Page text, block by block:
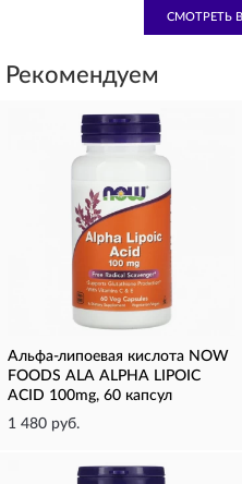
СМОТРЕТЬ
Рекомендуем
Альфа-липоевая кислота NOW
FOODS ALA ALPHA LIPOIC
ACID 100mg, 60 капсул
1 480 руб.